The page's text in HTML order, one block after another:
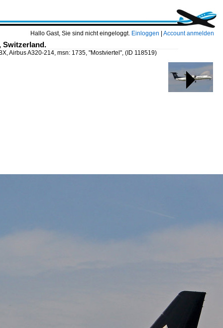
Hallo Gast, Sie sind nicht eingeloggt. Einloggen Account anmelden
Switzerland.
Airbus A320-214, msn: 1735, "Mostviertel", (ID 118519)